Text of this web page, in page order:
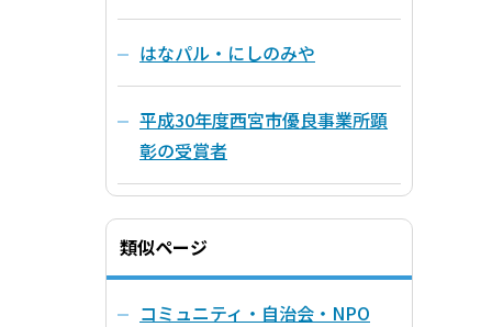
はなパル・にしのみや
平成30年度西宮市優良事業所顕
彰の受賞者
類似ページ
コミュニティ・自治会・NPO